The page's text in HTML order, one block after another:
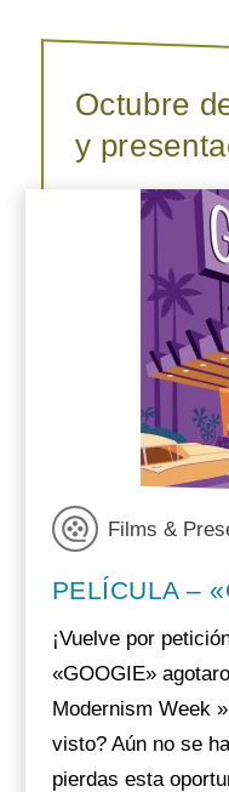
Octubre
y
Films &
PELÍCULA –
¡Vuelve por
«GOOGIE»
Modernism Week
visto? Aún no se
pierdas esta